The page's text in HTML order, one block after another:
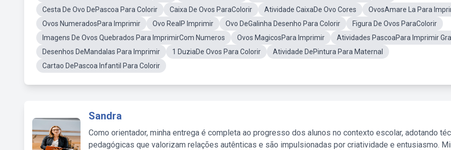
Cesta De Ovo DePascoa Para Colorir
Caixa De Ovos ParaColorir Atividade CaixaDe Ovo Cores
OvosAmare La Para
Ovos NumeradosPara Imprimir
Ovo RealP Imprimir Ovo DeGalinha Desenho Para Colorir
Figura De Ovos ParaColorir
Imagens De Ovos Quebrados Para ImprimirCom Numeros
Ovos MagicosPara Imprimir
Atividades PascoaPara Imprimir
Desenhos DeMandalas Para Imprimir
1 DuziaDe Ovos Para Colorir
Atividade DePintura Para Maternal
Cartao DePascoa Infantil Para Colorir
Sandra
Como orientador, minha entrega é completa ao progresso dos alunos no contexto escolar, adotando
pedagógicas que valorizam relações autênticas e são impulsionadas por criatividade e entusiasmo.